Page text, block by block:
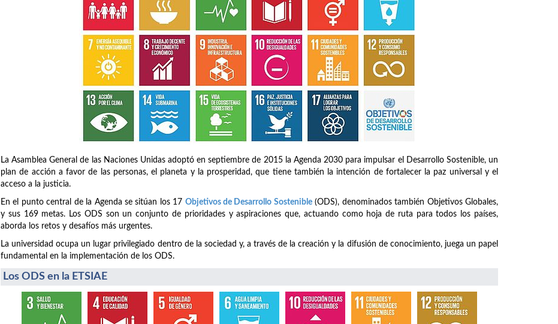
La Asamblea General de las Naciones Unidas adoptó en septiembre de 2015 la Agenda 2030 para impulsar el Desarrollo Sostenible, un
plan de acción a favor de las personas, el planeta y la prosperidad, que tiene también la intención de fortalecer la paz universal y el
acceso a la justicia.
En el punto central de la Agenda se sitúan los 17 Objetivos de Desarrollo Sostenible(ODS), denominados también Objetivos Globales,
y sus 169 metas. Los ODS son un conjunto de prioridades y aspiraciones que, actuando como hoja de ruta para todos los países,
aborda los retos y desafíos más urgentes.
La universidad ocupa un lugar privilegiado dentro de la sociedad y, a través de la creación y la difusión de conocimiento, juega un papel
fundamental en la implementación de los ODS.
Los ODS en la ETSIAE